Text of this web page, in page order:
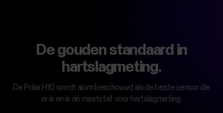
De gouden standaard in
hartslagmeting.
De Polar H10 wordt alom beschouwd als de beste sensor die
er is en is dé maatstaf voor hartslagmeting.